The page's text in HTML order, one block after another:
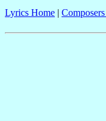
Lyrics Home |